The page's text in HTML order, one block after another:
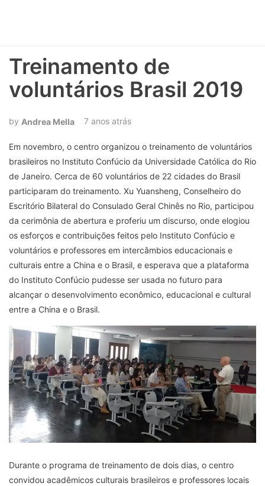
Treinamento de
voluntários Brasil 2019
Andrea Mella 7 anos atrás
Em novembro, o centro organizou o treinamento de voluntários
brasileiros no Instituto Confúcio da Universidade Católica do Rio
de Janeiro. Cerca de 60 voluntários de 22 cidades do Brasil
participaram do treinamento. Xu Yuansheng, Conselheiro do
Escritório Bilateral do Consulado Geral Chinês no Rio, participou
da cerimônia de abertura e proferiu um discurso, onde elogiou
os esforços e contribuições feitos pelo Instituto Confúcio e
voluntários e professores em intercâmbios educacionais e
culturais entre a China e o Brasil, e esperava que a plataforma
do Instituto Confúcio pudesse ser usada no futuro para
alcançar o desenvolvimento econômico, educacional e cultural
entre a China e o Brasil.
Durante o programa de treinamento de dois dias, o centro
convidou acadêmicos culturais brasileiros e professores locais